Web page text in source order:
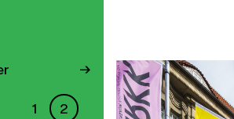
→
1
2